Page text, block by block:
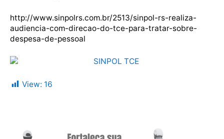
http://www.sinpolrs.com.br/2513/sinpol-rs-realiza-
audiencia-com-direcao-do-tce-para-tratar-sobre-
despesa-de-pessoal
View: 16